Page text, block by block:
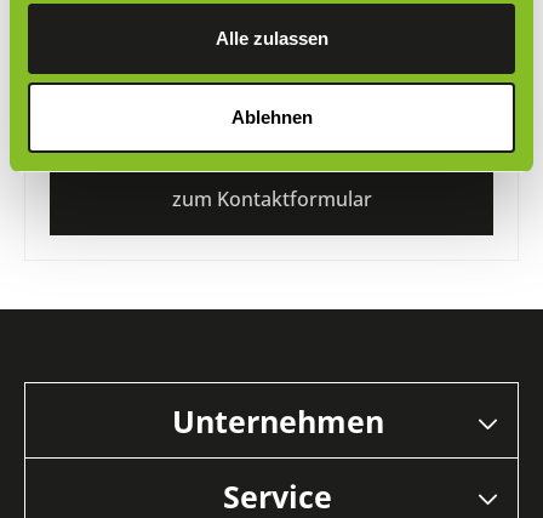
Alle zulassen
Ablehnen
Antwort nicht gefunden?
zum Kontaktformular
Unternehmen
Service